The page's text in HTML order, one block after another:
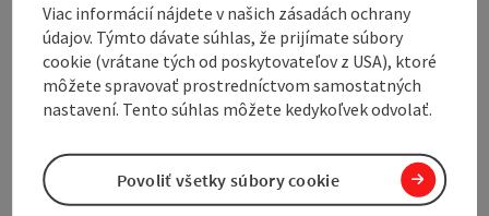
Arrival
Suitability
Accessibility
Viac informácií nájdete v našich zásadách ochrany
údajov. Týmto dávate súhlas, že prijímate súbory
cookie (vrátane tých od poskytovateľov z USA), ktoré
môžete spravovať prostredníctvom samostatných
nastavení. Tento súhlas môžete kedykoľvek odvolať.
Povoliť všetky súbory cookie